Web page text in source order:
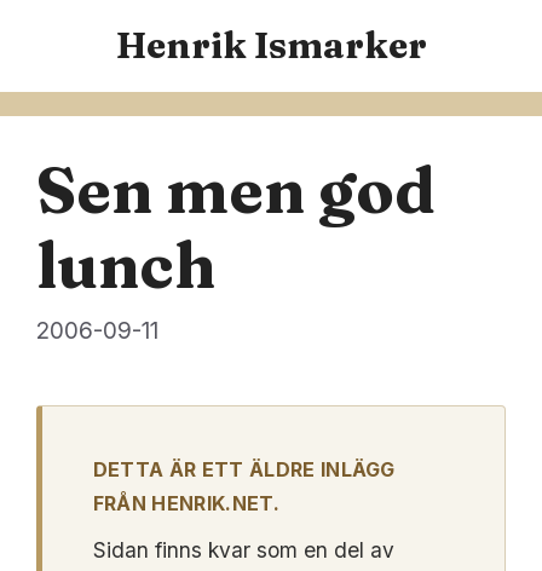
Henrik Ismarker
Sen men god
lunch
2006-09-11
DETTA ÄR ETT ÄLDRE INLÄGG
FRÅN HENRIK.NET.
Sidan finns kvar som en del av